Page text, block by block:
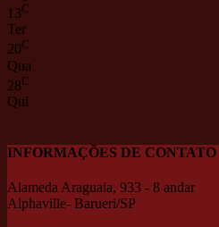
13C
Ter
20C
Qua
28C
Qui
INFORMAÇÕES DE CONTATO
Alameda Araguaia, 933 - 8 andar
Alphaville- Barueri/SP